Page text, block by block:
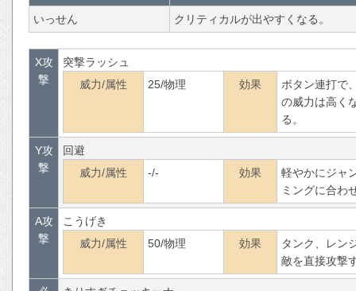
いっせん クリティカルが出やすくなる。
X攻
撃
突撃ラッシュ
威力/属性
25/物理 効果
ボタン連打で
の威力は高く
る。
Y攻
撃
回避
威力/属性
-/- 効果
軽やかにジャ
ミングに合わ
A攻
撃
こうげき
威力/属性
50/物理 効果
タンク、レン
敵を直接攻撃